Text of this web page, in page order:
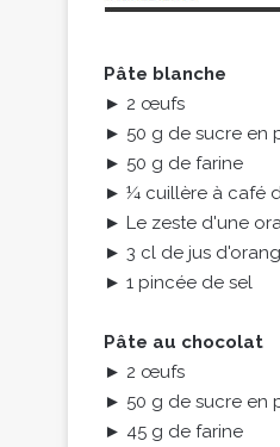
Pâte blanche
► 2 œufs
► 50 g de sucre en
► 50 g de farine
► ¼ cuillère à café
► Le zeste d'une
► 3 cl de jus
► 1 pincée de sel
Pâte au chocolat
► 2 œufs
► 50 g de sucre en
► 45 g de farine